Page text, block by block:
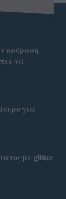
κούραση
να
για
με glitter